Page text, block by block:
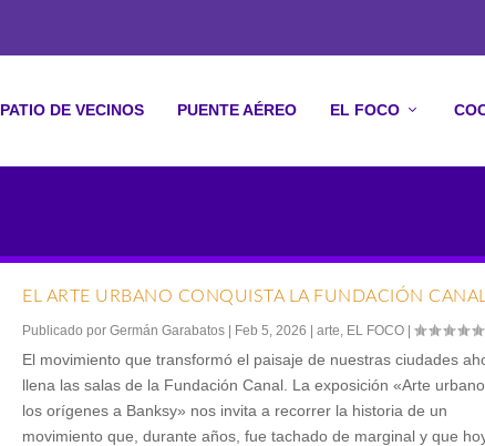
PATIO DE VECINOS PUENTE AÉREO EL FOCO
EL ARTE URBANO CONQUISTA LA FUNDACIÓN CANAL
Publicado porGermán Garabatos Feb 5, 2026 |arte, EL FOCO |
El movimiento que transformó el paisaje de nuestras ciudades
llena las salas de la Fundación Canal. La exposición «Arte
los orígenes a Banksy» nos invita a recorrer la historia de un
movimiento que, durante años, fue tachado de marginal y que